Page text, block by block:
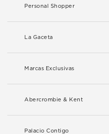
Personal Shopper
La Gaceta
Marcas Exclusivas
Abercrombie & Kent
Palacio Contigo